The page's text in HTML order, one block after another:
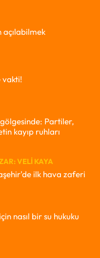
vakti!
gölgesinde: Partiler,
kayıp ruhları
VELI KAYA
ilk hava zaferi
nasıl bir su hukuku